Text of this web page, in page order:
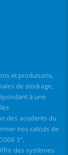
et produisons,
de stockage,
à une
des accidents du
nos calculs de
3",
des systèmes